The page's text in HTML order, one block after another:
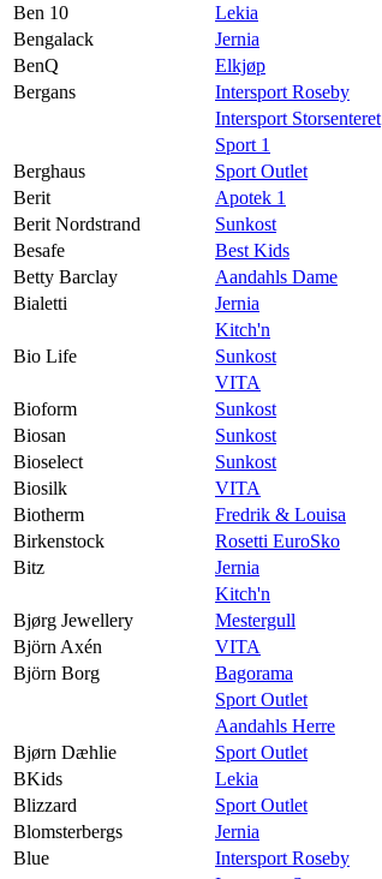
Ben 10
Lekia
Bengalack
Jernia
BenQ
Elkjøp
Bergans
Intersport Roseby
Intersport Storsenteret
Sport 1
Berghaus
Sport Outlet
Berit
Apotek 1
Berit Nordstrand
Sunkost
Besafe
Best Kids
Betty Barclay
Aandahls Dame
Bialetti
Jernia
Kitch'n
Bio Life
Sunkost
VITA
Bioform
Sunkost
Biosan
Sunkost
Bioselect
Sunkost
Biosilk
VITA
Biotherm
Fredrik & Louisa
Birkenstock
Rosetti EuroSko
Bitz
Jernia
Kitch'n
Bjørg Jewellery
Mestergull
Björn Axén
VITA
Björn Borg
Bagorama
Sport Outlet
Aandahls Herre
Bjørn Dæhlie
Sport Outlet
BKids
Lekia
Blizzard
Sport Outlet
Blomsterbergs
Jernia
Blue
Intersport Roseby